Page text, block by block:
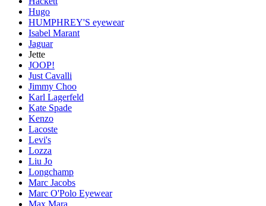
Hugo
HUMPHREY'S eyewear
Isabel Marant
Jaguar
Jette
JOOP!
Just Cavalli
Jimmy Choo
Karl Lagerfeld
Kate Spade
Kenzo
Lacoste
Levi's
Lozza
Liu Jo
Longchamp
Marc Jacobs
Marc O'Polo Eyewear